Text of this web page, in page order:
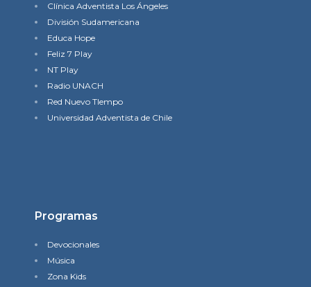
Clínica Adventista Los Ángeles
División Sudamericana
Educa Hope
Feliz 7 Play
NT Play
Radio UNACH
Red Nuevo TIempo
Universidad Adventista de Chile
Programas
Devocionales
Música
Zona Kids